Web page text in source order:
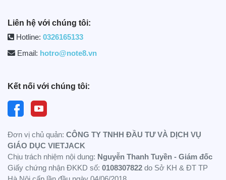
Liên hệ với chúng tôi:
Hotline: 0326165133
Email: hotro@note8.vn
Kết nối với chúng tôi:
Đơn vị chủ quản: CÔNG TY TNHH ĐẦU TƯ VÀ DỊCH VỤ
GIÁO DỤC VIETJACK
Chịu trách nhiệm nội dung: Nguyễn Thanh Tuyền - Giám đốc
Giấy chứng nhận ĐKKD số: 0108307822 do Sở KH & ĐT TP